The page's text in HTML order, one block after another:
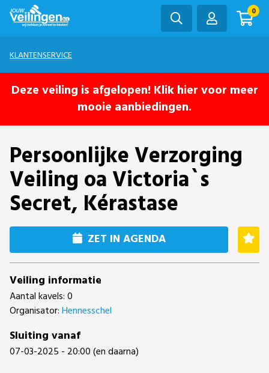
0
KLANTENSERVICE
Deze veiling is afgelopen! Klik hier voor meer
mooie aanbiedingen.
Persoonlijke Verzorging
Veiling oa Victoria`s
Secret, Kérastase
ZET IN AGENDA
Veiling informatie
Aantal kavels: 0
Organisator:Hennesschel
Sluiting vanaf
07-03-2025 - 20:00 (en daarna)